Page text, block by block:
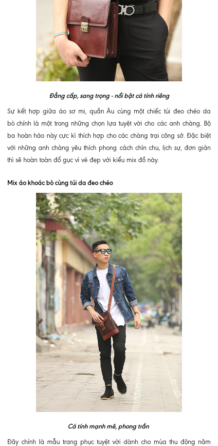
Đẳng cấp, sang trọng - nổi bật cá tính riêng
Sự kết hợp giữa áo sơ mi, quần Âu cùng một chiếc túi đeo chéo da
bò chính là một trong những chọn lựa tuyệt vời cho các anh chàng. Bộ
ba hoàn hảo này cực kì thích hợp cho các chàng trại công sở. Đặc biệt
với những anh chàng yêu thích phong cách chỉn chu, lịch sự, đơn giản
thì sẽ hoàn toàn đổ gục vì vẻ đẹp với kiểu mix đồ này.
Mix áo khoác bò cùng túi da đeo chéo
Cá tính mạnh mẽ, phong trần
Đây chính là mẫu trang phục tuyệt vời dành cho mùa thu động năm